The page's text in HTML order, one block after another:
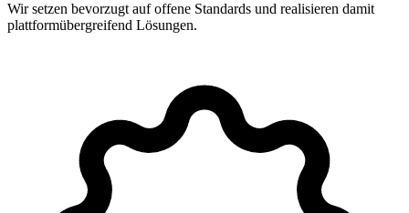
Wir setzen bevorzugt auf offene Standards und realisieren damit
plattformübergreifend Lösungen.